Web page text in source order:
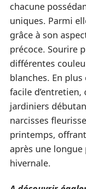
chacune
uniques. Parmi
grâce à son
précoce. Sourire
différentes
blanches. En
facile
jardiniers
narcisses
printemps,
après une
hivernale.